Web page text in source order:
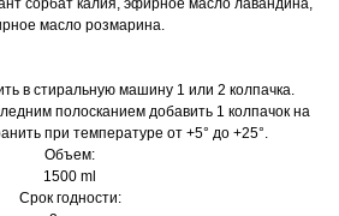
сорбат калия, эфирное масло лавандина,
масло розмарина.
в стиральную машину 1 или 2 колпачка.
полосканием добавить 1 колпачок на
при температуре от +5° до +25°.
Объем:
1500 ml
Срок годности: